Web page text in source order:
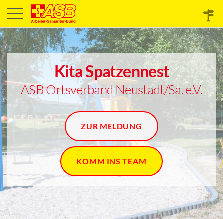
Kita Spatzennest
ASB Ortsverband Neustadt/Sa. e.V.
ZUR MELDUNG
KOMM INS TEAM